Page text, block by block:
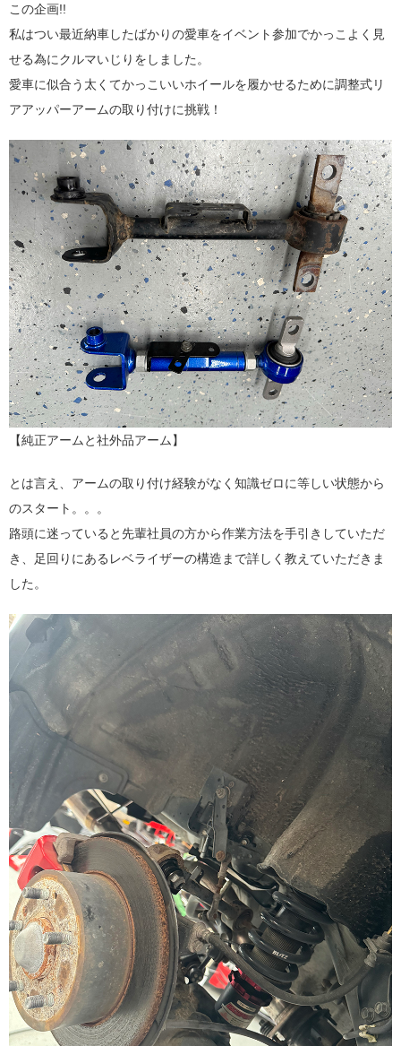
この企画!!
私はつい最近納車したばかりの愛車をイベント参加でかっこよく見
せる為にクルマいじりをしました。
愛車に似合う太くてかっこいいホイールを履かせるために調整式リ
アアッパーアームの取り付けに挑戦！
【純正アームと社外品アーム 】
とは言え、アームの取り付け経験がなく知識ゼロに等しい状態から
のスタート。。。
路頭に迷っていると先輩社員の方から作業方法を手引きしていただ
き、足回りにあるレベライザーの構造まで詳しく教えていただきま
した。